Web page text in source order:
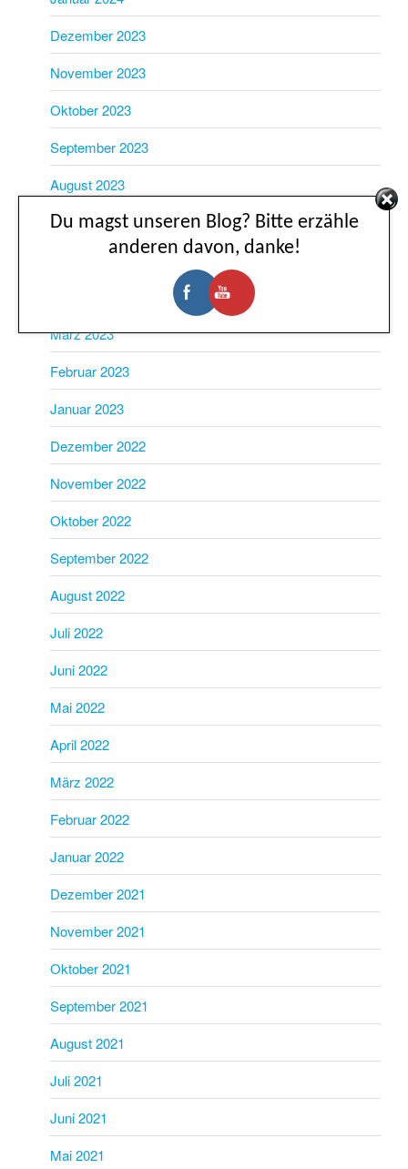
Dezember 2023
November 2023
Oktober 2023
September 2023
August 2023
Juli 2023
März 2023
Februar 2023
Januar 2023
Dezember 2022
November 2022
Oktober 2022
September 2022
August 2022
Juli 2022
Juni 2022
Mai 2022
April 2022
März 2022
Februar 2022
Januar 2022
Dezember 2021
November 2021
Oktober 2021
September 2021
August 2021
Juli 2021
Juni 2021
Mai 2021
Du magst unseren Blog? Bitte erzähle
anderen davon, danke!